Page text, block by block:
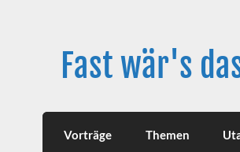
Fast wär's
Vorträge Themen